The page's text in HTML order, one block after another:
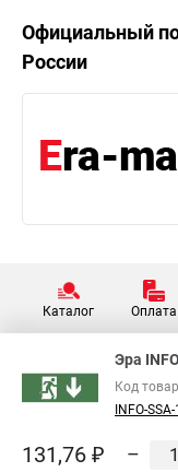
Официальный
России
Каталог Оплата
Эра
Код
INFO-
131,76 ₽ –